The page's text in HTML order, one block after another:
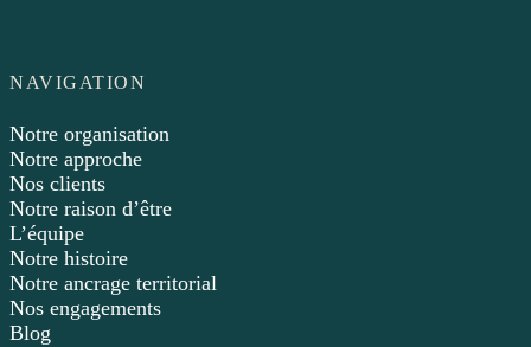
NAVIGATION
Notre organisation
Notre approche
Nos clients
Notre raison d’être
L’équipe
Notre histoire
Notre ancrage territorial
Nos engagements
Blog